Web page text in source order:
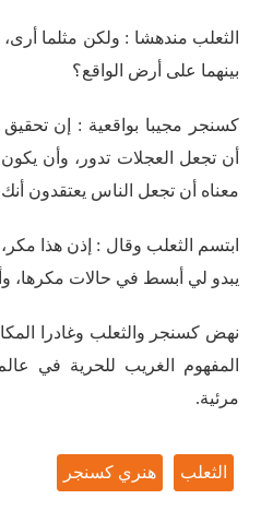
الثعلب مندهشا : ولكن مثلما
بينهما على أرض الواقع؟
كسنجر مجيبا بواقعية : إن تحقيق
أن تجعل العجلات تدور، وأن يكون
معناه أن تجعل الناس يعتقدون
ابتسم الثعلب وقال : إذن هذا مكر،
يبدو لي أبسط في حالات مكرها،
نهض كسنجر والثعلب وغادرا
المفهوم الغريب للحرية في
مرئية.
الثعلب هنري كسنجر